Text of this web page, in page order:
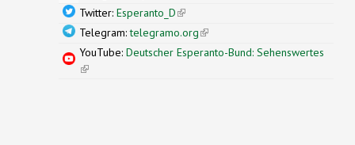
Twitter: Esperanto_D(link is external)
Telegram:telegramo.org(link is external)
YouTube: Deutscher Esperanto-Bund: Sehenswertes
(link is external)